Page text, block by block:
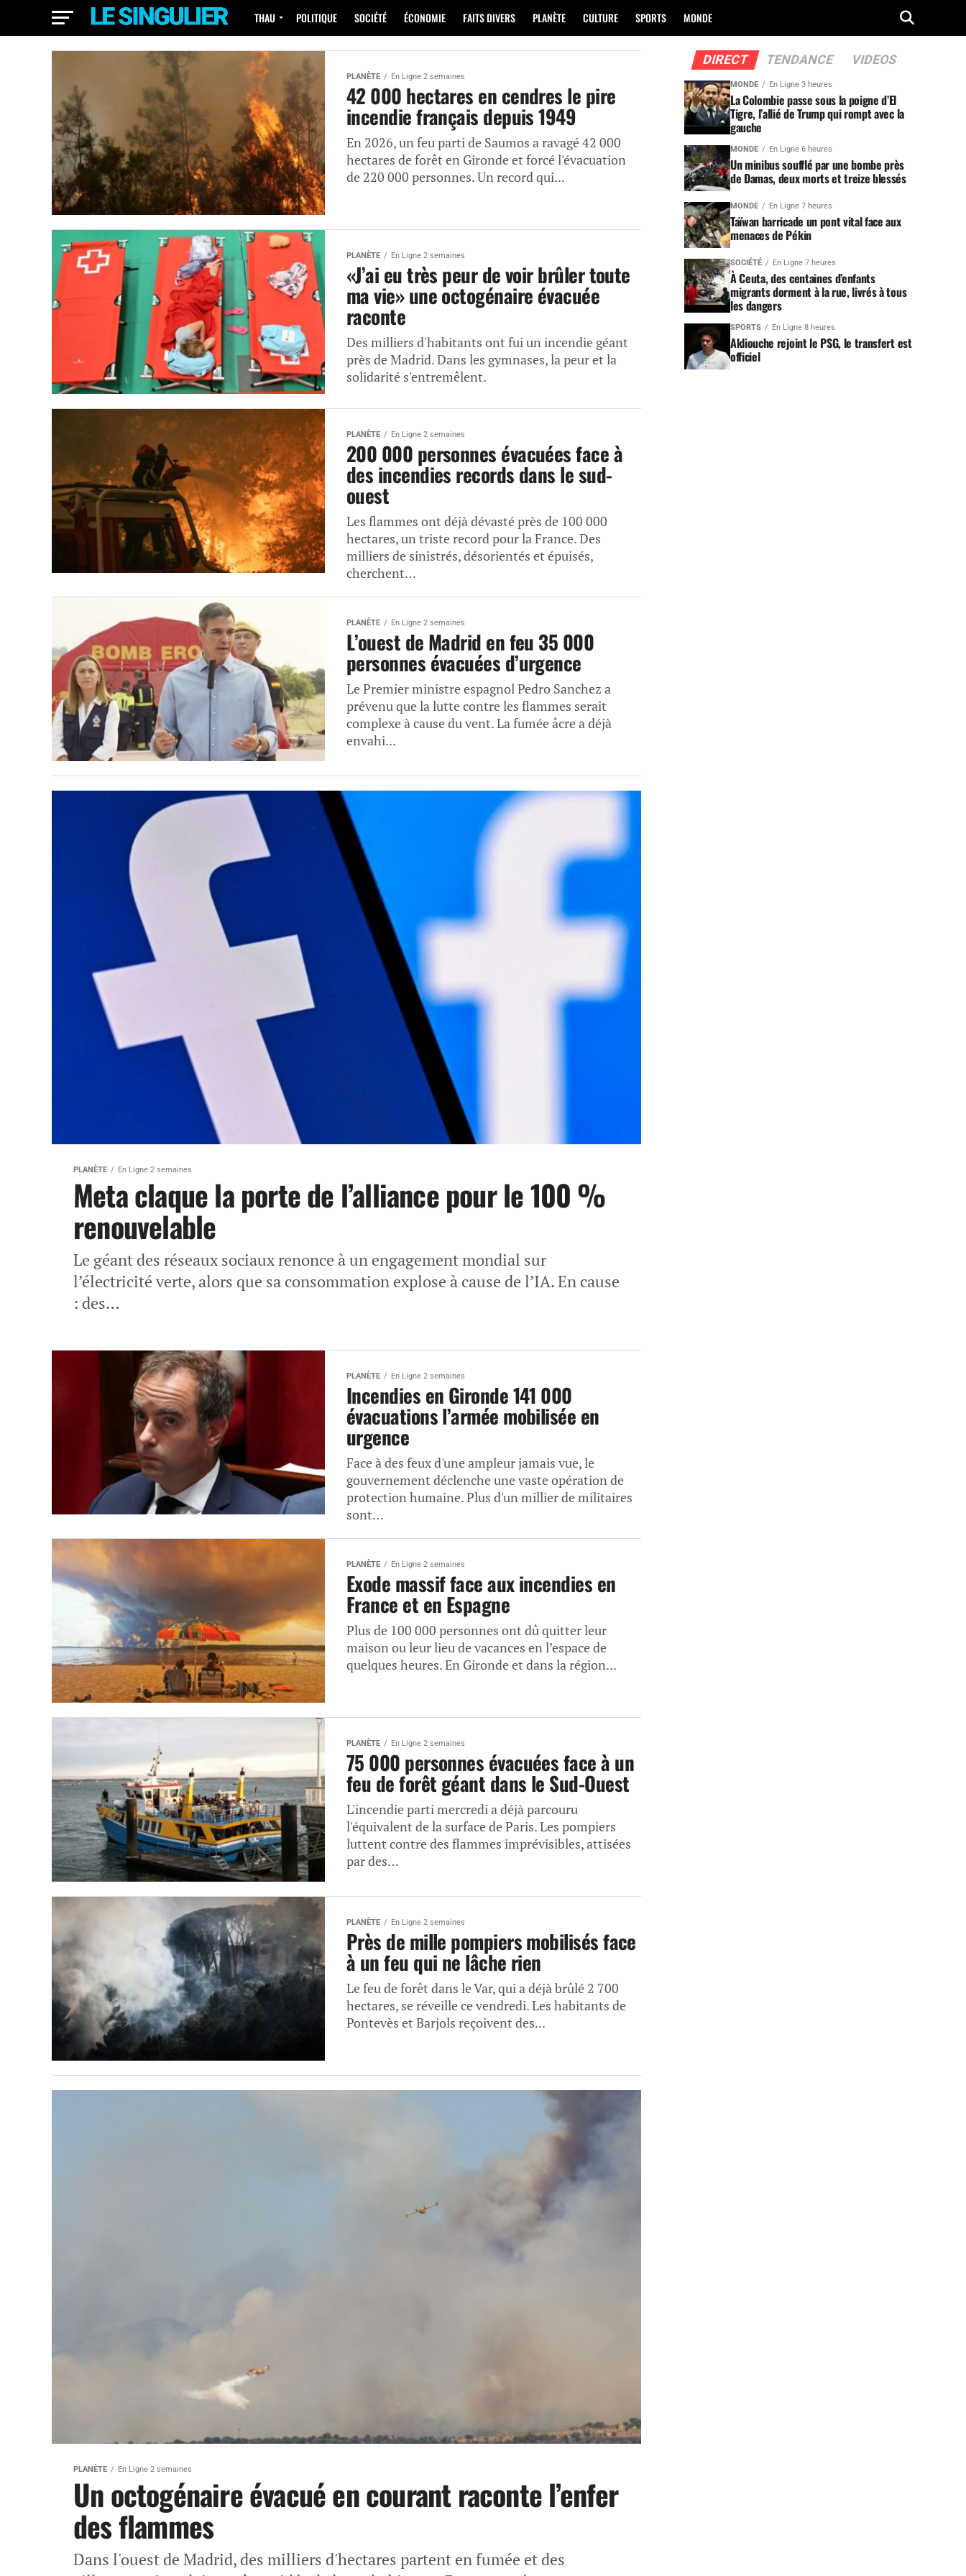
THAU POLITIQUE SOCIÉTÉ ÉCONOMIE FAITS DIVERS PLANÈTE CULTURE SPORTS MONDE
PLANÈTE En Ligne 2 semaines
42 000 hectares en cendres le pire
incendie français depuis 1949
En 2026, un feu parti de Saumos a ravagé 42 000
hectares de forêt en Gironde et forcé l'évacuation
de 220 000 personnes. Un record qui...
PLANÈTE En Ligne 2 semaines
«J’ai eu très peur de voir brûler toute
ma vie» une octogénaire évacuée
raconte
Des milliers d'habitants ont fui un incendie géant
près de Madrid. Dans les gymnases, la peur et la
solidarité s'entremêlent.
PLANÈTE En Ligne 2 semaines
200 000 personnes évacuées face à
des incendies records dans le sud-
ouest
Les flammes ont déjà dévasté près de 100 000
hectares, un triste record pour la France. Des
milliers de sinistrés, désorientés et épuisés,
cherchent…
PLANÈTE En Ligne 2 semaines
L’ouest de Madrid en feu 35 000
personnes évacuées d’urgence
Le Premier ministre espagnol Pedro Sanchez a
prévenu que la lutte contre les flammes serait
complexe à cause du vent. La fumée âcre a déjà
envahi...
PLANÈTE En Ligne 2 semaines
Meta claque la porte de l’alliance pour le 100 %
renouvelable
Le géant des réseaux sociaux renonce à un engagement mondial sur
l’électricité verte, alors que sa consommation explose à cause de l’IA. En cause
: des…
PLANÈTE En Ligne 2 semaines
Incendies en Gironde 141 000
évacuations l’armée mobilisée en
urgence
Face à des feux d'une ampleur jamais vue, le
gouvernement déclenche une vaste opération de
protection humaine. Plus d'un millier de militaires
sont…
PLANÈTE En Ligne 2 semaines
Exode massif face aux incendies en
France et en Espagne
Plus de 100 000 personnes ont dû quitter leur
maison ou leur lieu de vacances en l’espace de
quelques heures. En Gironde et dans la région...
PLANÈTE En Ligne 2 semaines
75 000 personnes évacuées face à un
feu de forêt géant dans le Sud-Ouest
L'incendie parti mercredi a déjà parcouru
l'équivalent de la surface de Paris. Les pompiers
luttent contre des flammes imprévisibles, attisées
par des…
PLANÈTE En Ligne 2 semaines
Près de mille pompiers mobilisés face
à un feu qui ne lâche rien
Le feu de forêt dans le Var, qui a déjà brûlé 2 700
hectares, se réveille ce vendredi. Les habitants de
Pontevès et Barjols reçoivent des...
PLANÈTE En Ligne 2 semaines
Un octogénaire évacué en courant raconte l’enfer
des flammes
Dans l'ouest de Madrid, des milliers d'hectares partent en fumée et des
DIRECT TENDANCE VIDEOS
MONDE En Ligne 3 heures
La Colombie passe sous la poigne d’El
Tigre, l’allié de Trump qui rompt avec la
gauche
MONDE En Ligne 6 heures
Un minibus soufflé par une bombe près
de Damas, deux morts et treize blessés
MONDE En Ligne 7 heures
Taïwan barricade un pont vital face aux
menaces de Pékin
SOCIÉTÉ En Ligne 7 heures
À Ceuta, des centaines d’enfants
migrants dorment à la rue, livrés à tous
les dangers
SPORTS En Ligne 8 heures
Akliouche rejoint le PSG, le transfert est
officiel